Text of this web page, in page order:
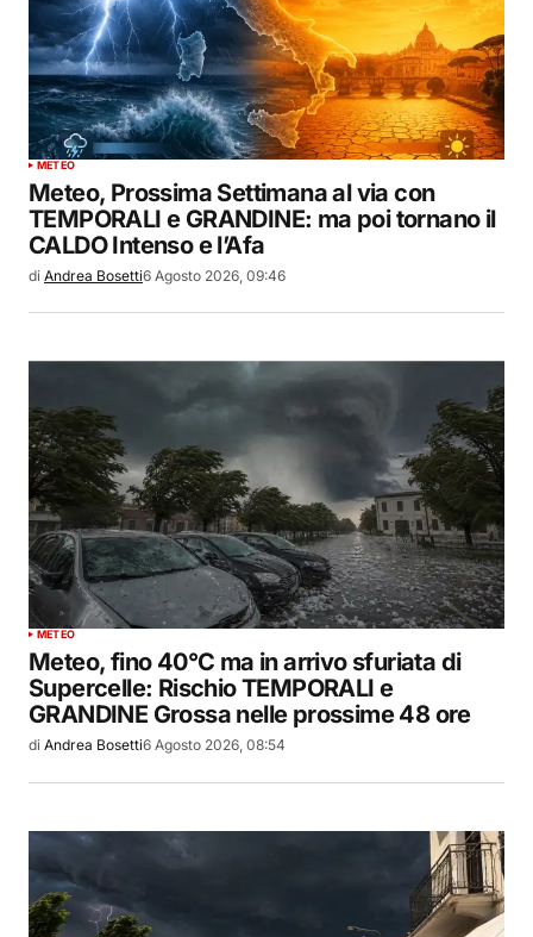
METEO
Meteo, Prossima Settimana al via con
TEMPORALI e GRANDINE: ma poi tornano il
CALDO Intenso e l’Afa
di Andrea Bosetti6 Agosto 2026, 09:46
METEO
Meteo, fino 40°C ma in arrivo sfuriata di
Supercelle: Rischio TEMPORALI e
GRANDINE Grossa nelle prossime 48 ore
di Andrea Bosetti6 Agosto 2026, 08:54